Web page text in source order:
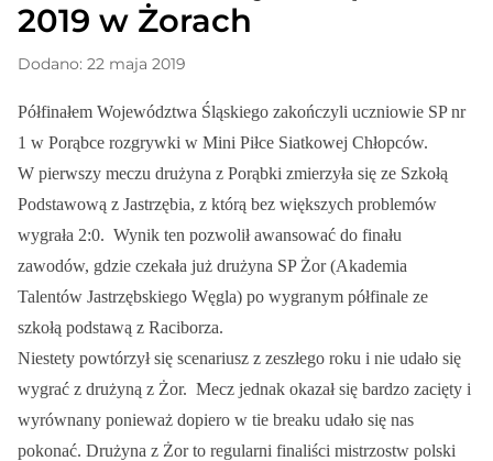
2019 w Żorach
Dodano: 22 maja 2019
Półfinałem Województwa Śląskiego zakończyli uczniowie SP nr
1 w Porąbce rozgrywki w Mini Piłce Siatkowej Chłopców.
W pierwszy meczu drużyna z Porąbki zmierzyła się ze Szkołą
Podstawową z Jastrzębia, z którą bez większych problemów
wygrała 2:0. Wynik ten pozwolił awansować do finału
zawodów, gdzie czekała już drużyna SP Żor (Akademia
Talentów Jastrzębskiego Węgla) po wygranym półfinale ze
szkołą podstawą z Raciborza.
Niestety powtórzył się scenariusz z zeszłego roku i nie udało się
wygrać z drużyną z Żor. Mecz jednak okazał się bardzo zacięty i
wyrównany ponieważ dopiero w tie breaku udało się nas
pokonać. Drużyna z Żor to regularni finaliści mistrzostw polski